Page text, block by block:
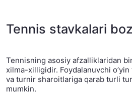
Tennis stavkalari
Tennisning asosiy afzalliklaridan
xilma-xilligidir. Foydalanuvchi
va turnir sharoitlariga qarab turli
mumkin.